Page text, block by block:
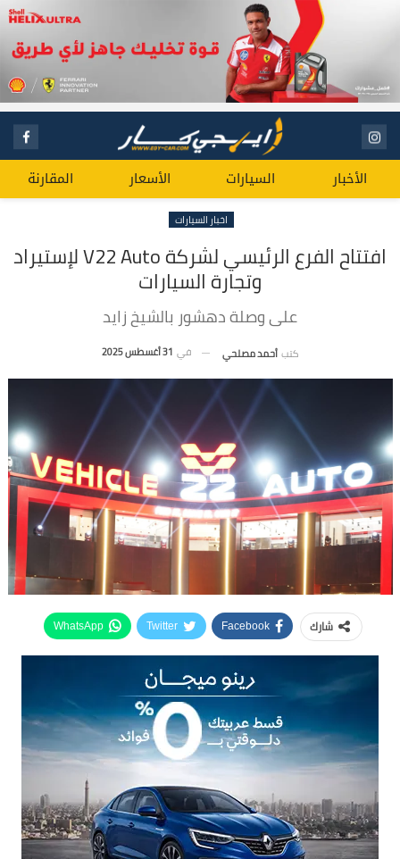
الأخبار السيارات الأسعار المقارنة
اخبار السيارات
افتتاح الفرع الرئيسي لشركة V22 Auto لإستيراد
وتجارة السيارات
على وصلة دهشور بالشيخ زايد
كتب أحمد مصلحي في 31 أغسطس 2025
شارك Facebook
Twitter
WhatsApp